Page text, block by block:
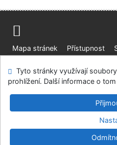
Mapa stránek Přístupnost
Ústavní soud, IČO: 48513687,
660 83 Brno
©1993-2026IPACv.4.8.63a
Tyto stránky využívají
prohlížení. Další informace o tom